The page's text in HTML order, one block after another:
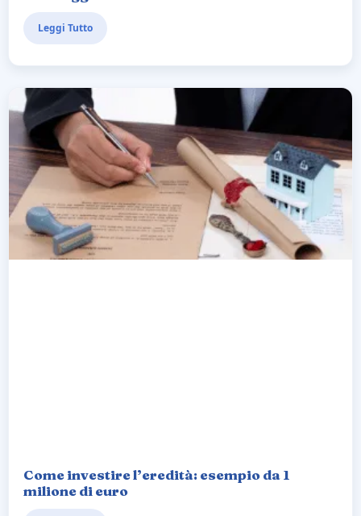
Leggi Tutto
Come investire l’eredità: esempio da 1
milione di euro